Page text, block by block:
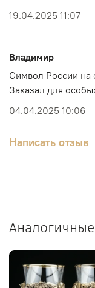
19.04.2025 11:07
Владимир
Символ России на
Заказал для
04.04.2025 10:06
Написать отзыв